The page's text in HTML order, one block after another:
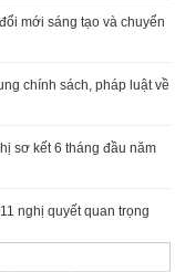
mới sáng tạo và chuyển
chính sách, pháp luật về
sơ kết 6 tháng đầu năm
nghị quyết quan trọng